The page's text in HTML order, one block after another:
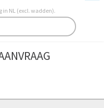
in NL (excl. wadden).